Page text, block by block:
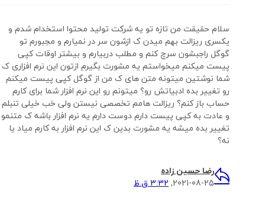
سلام حقیقت من تازه تو یه شرکت تولید محتوا استخدام شدم و
یکسری ریزالت بهم میدن ک ازشون سر در نمیارم و مجبورم تو
گوگل راجبشون سرچ کنم و مطلب دربیارم و بیشتر اوقات کپی
پیست میکنم میخواستم یه مشورت بگیرم ازتون این نرم افزاری ک
شما نوشتین میتونه متن های ک من از گوگل کپی پیست میکنم
رو تغییر بده ادبیاتش رو؟ میتونم رو این نرم افزار شما برای کارم
حساب باز کنم؟ ریزالت هامم تخصصی نیستن ولی خب خیلی تنبلم
و عادت به کپی پیست دارم دوست دارم یه نرم افزار باشه ک متنمو
تغییر بده میشه یه مشورت بدین ک این نرم افزار به کارم میاد یا
نه؟
رضا حسین زاده
2021-08-25, 3:32 ق.ظ